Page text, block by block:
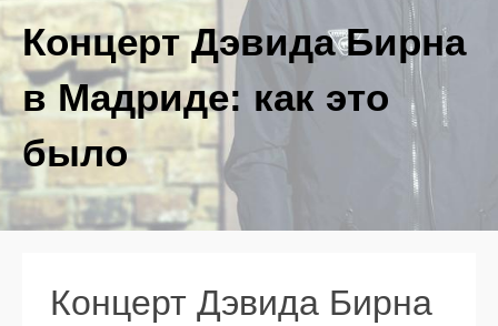
Концерт Дэвида Бирна
в Мадриде: как это
было
Концерт Дэвида Бирна